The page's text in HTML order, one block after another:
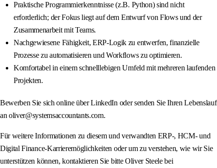
Praktische Programmierkenntnisse (z.B. Python) sind nicht
erforderlich; der Fokus liegt auf dem Entwurf von Flows und der
Zusammenarbeit mit Teams.
Nachgewiesene Fähigkeit, ERP-Logik zu entwerfen, finanzielle
Prozesse zu automatisieren und Workflows zu optimieren.
Komfortabel in einem schnelllebigen Umfeld mit mehreren laufenden
Projekten.
Bewerben Sie sich online über LinkedIn oder senden Sie Ihren Lebenslauf
an oliver@systemsaccountants.com.
Für weitere Informationen zu diesem und verwandten ERP-, HCM- und
Digital Finance-Karrieremöglichkeiten oder um zu verstehen, wie wir Sie
unterstützen können, kontaktieren Sie bitte Oliver Steele bei